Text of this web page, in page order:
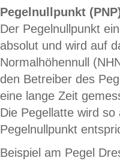
Pegelnullpunkt
Der Pegelnullpunkt
absolut und wird auf
Normalhöhennull
den Betreiber des
eine lange Zeit
Die Pegellatte wird
Pegelnullpunkt
Beispiel am Pegel